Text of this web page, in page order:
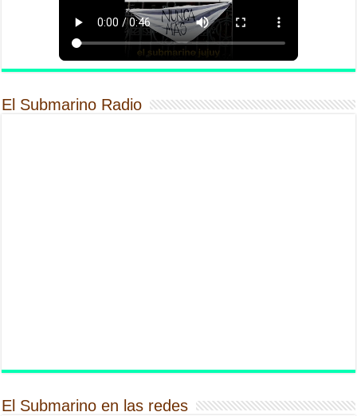
El Submarino Radio
El Submarino en las redes